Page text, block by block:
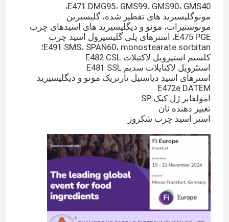
E471 DMG95، GMS99، GMS90، GMS40،
مونوگلیسیرید های تقطیر شده، گلیسیرین
مونوستیرات، مونو و دیگلیسیرید های اسیدهای چرب
E475 PGE، استرهای پلی گلیسیرول اسید چرب
E491 SMS، SPAN60، monostearate sorbitan؛
کلسیم استیرویل لاکتیلات E482 CSL
استئرویل لاکتایلات سدیم E481 SSL
استرهای اسید دیاستیل تارتریک مونو و دیگلیسیرید
E472e DATEM
امولفایر ژل کیک SP
تغيير دهنده نان
استر اسید چرب شکروز